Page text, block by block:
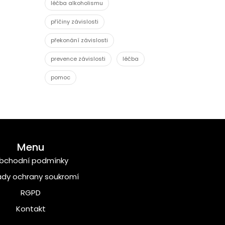
léčba alkoholismu
příčiny závislosti
překonání závislosti
prevence závislosti léčba
pomoc
Menu
podmínky
ochrany soukromí
RGPD
Kontakt